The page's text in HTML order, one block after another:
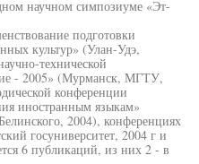
научном симпозиуме «Эт-
подготовки
культур» (Улан-Удэ,
технической
- 2005» (Мурманск, МГТУ,
конференции
иностранным языкам»
2004), конференциях
госуниверситет, 2004 г и
6 публикаций, из них 2 - в